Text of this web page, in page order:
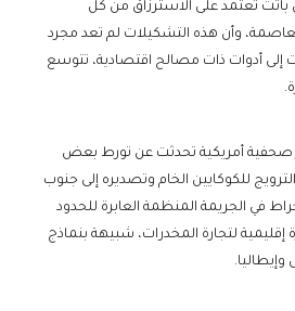
باتت تعتمد على الاسترزاق من كل
وأن هذه التشكيلات لم تعد مجرد
إلى أدوات ذات مصالح اقتصادية، تتوسع
صحفية أمريكية تحدثت عن تورط بعض
للكوكايين الخام وتصديره إلى جنوب
في الجريمة المنظمة العابرة للحدود
لتجارة المخدرات، شبيهة بنماذج
وإيطاليا.